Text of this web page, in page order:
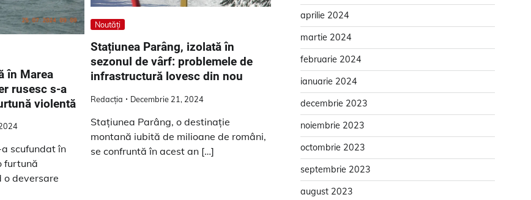
în Marea
rusesc s-a
violentă
scufundat în
furtună
o deversare
Noutăți
Stațiunea Parâng, izolată în
sezonul de vârf: problemele de
infrastructură lovesc din nou
Redacția Decembrie 21, 2024
Stațiunea Parâng, o destinație
montană iubită de milioane de români,
se confruntă în acest an […]
aprilie 2024
martie 2024
februarie 2024
ianuarie 2024
decembrie 2023
noiembrie 2023
octombrie 2023
septembrie 2023
august 2023